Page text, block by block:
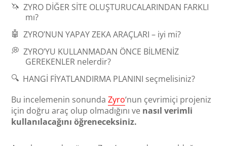
🦄 ZYRO DIĞER SITE OLUŞTURUCALARINDAN FARKLI
mı?
🤖 ZYRO’NUN YAPAY ZEKA ARAÇLARI – iyi mi?
💭 ZYRO’YU KULLANMADAN ÖNCE BILMENIZ
GEREKENLER nelerdir?
🔍 HANGI FIYATLANDIRMA PLANINI seçmelisiniz?
Bu incelemenin sonundaZyro‘nun çevrimiçi projeniz
için doğru araç olup olmadığını ve nasıl verimli
kullanılacağını öğreneceksiniz.